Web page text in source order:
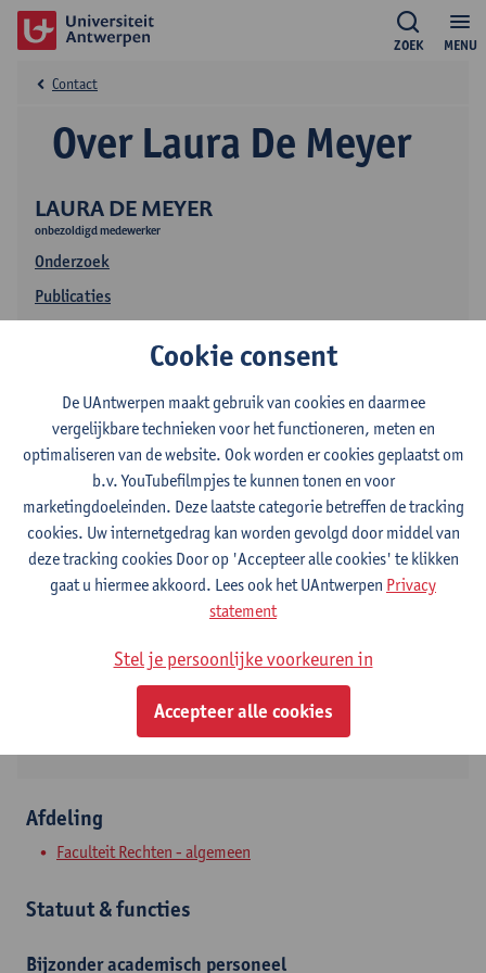
MENU
ZOEK
LAURA DE MEYER
onbezoldigd medewerker
Onderzoek
Publicaties
Over Laura De Meyer
Contact
Contact
Stadscampus
2000 Antwerpen, BEL
Afdeling
Faculteit Rechten - algemeen
Statuut & functies
Bijzonder academisch personeel
Cookie consent
De UAntwerpen maakt gebruik van cookies en daarmee
vergelijkbare technieken voor het functioneren, meten en
optimaliseren van de website. Ook worden er cookies geplaatst om
b.v. YouTubefilmpjes te kunnen tonen en voor
marketingdoeleinden. Deze laatste categorie betreffen de tracking
cookies. Uw internetgedrag kan worden gevolgd door middel van
deze tracking cookies Door op 'Accepteer alle cookies' te klikken
gaat u hiermee akkoord. Lees ook het UAntwerpen Privacy
statement
Stel je persoonlijke voorkeuren in
Accepteer alle cookies